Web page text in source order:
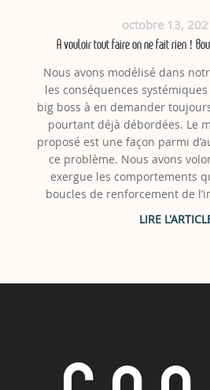
octobre 13,
A vouloir tout faire on ne fait rien !
Nous avons modélisé dans
les conséquences
big boss à en demander
pourtant déjà débordées. Le
proposé est une façon parmi
ce problème. Nous avons
exergue les comportements
boucles de renforcement de